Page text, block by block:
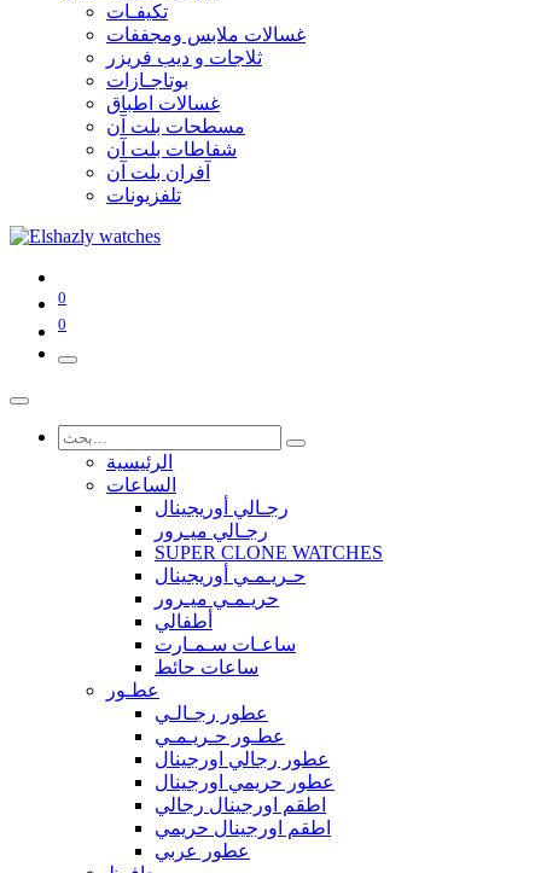
تكيفـات
غسالات ملابس ومجففات
ثلاجات و ديب فريزر
بوتاجـازات
غسالات اطباق
مسطحات بلت آن
شفاطات بلت آن
آفران بلت آن
تلفزيونات
0
0
الرئيسية
الساعات
رجـالي أوريجينال
رجـالي ميـرور
SUPER CLONE WATCHES
حـريـمـي أوريجينال
حريـمـي ميـرور
أطفالي
ساعـات سـمـارت
ساعات حائط
عطـور
عطور رجـالـي
عطـور حـريـمـي
عطور رجالي اورجينال
عطور حريمي اورجينال
اطقم اورجينال رجالي
اطقم اورجينال حريمي
عطور عربي